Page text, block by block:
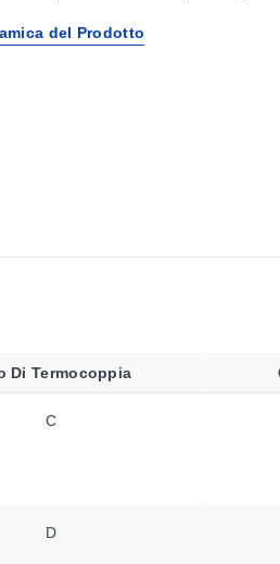
del Prodotto
Di Termocoppia
C
D